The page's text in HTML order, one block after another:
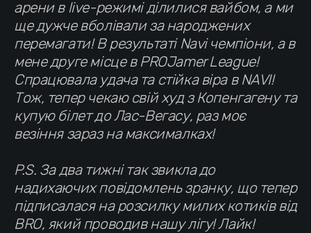
арени в live-режимі ділилися вайбом, а ми
ще дужче вболівали за народжених
перемагати! В результаті Navi чемпіони, а в
мене друге місце в PROJamer League!
Спрацювала удача та стійка віра в NAVI!
Тож, тепер чекаю свій худ з Копенгагену та
купую білет до Лас-Вегасу, раз моє
везіння зараз на максималках!
P.S. За два тижні так звикла до
надихаючих повідомлень зранку, що тепер
підписалася на розсилку милих котиків від
BRO, який проводив нашу лігу! Лайк!